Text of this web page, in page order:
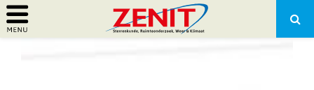
PRIMARY